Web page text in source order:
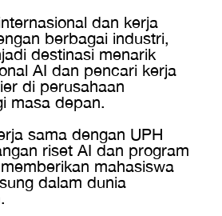
dan kerja
berbagai industri,
destinasi menarik
AI dan pencari kerja
di perusahaan
masa depan.
sama dengan UPH
riset AI dan program
mahasiswa
dalam dunia